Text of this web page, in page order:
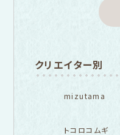
クリエイター別
mizutama
トコロコムギ